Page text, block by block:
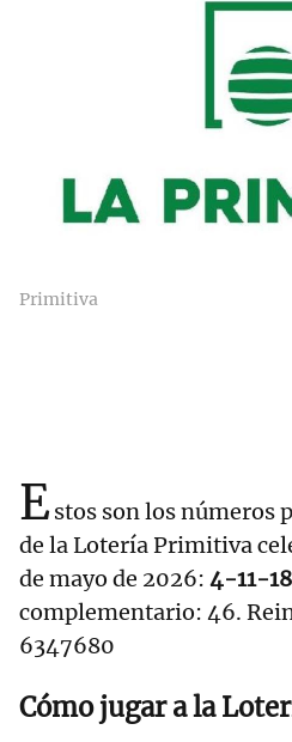
Primitiva
Estos son los números
de la Lotería Primitiva
de mayo de 2026: 4-11-
complementario: 46.
6347680
Cómo jugar a la